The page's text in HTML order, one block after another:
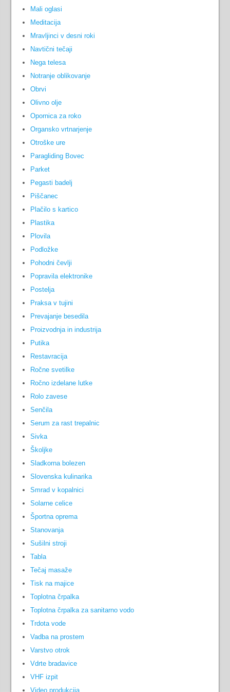
Mali oglasi
Meditacija
Mravljinci v desni roki
Navtični tečaji
Nega telesa
Notranje oblikovanje
Obrvi
Olivno olje
Opornica za roko
Organsko vrtnarjenje
Otroške ure
Paragliding Bovec
Parket
Pegasti badelj
Piščanec
Plačilo s kartico
Plastika
Plovila
Podložke
Pohodni čevlji
Popravila elektronike
Postelja
Praksa v tujini
Prevajanje besedila
Proizvodnja in industrija
Putika
Restavracija
Ročne svetilke
Ročno izdelane lutke
Rolo zavese
Senčila
Serum za rast trepalnic
Sivka
Školjke
Sladkorna bolezen
Slovenska kulinarika
Smrad v kopalnici
Solarne celice
Športna oprema
Stanovanja
Sušilni stroji
Tabla
Tečaj masaže
Tisk na majice
Toplotna črpalka
Toplotna črpalka za sanitarno vodo
Trdota vode
Vadba na prostem
Varstvo otrok
Vdrte bradavice
VHF izpit
Video produkcija